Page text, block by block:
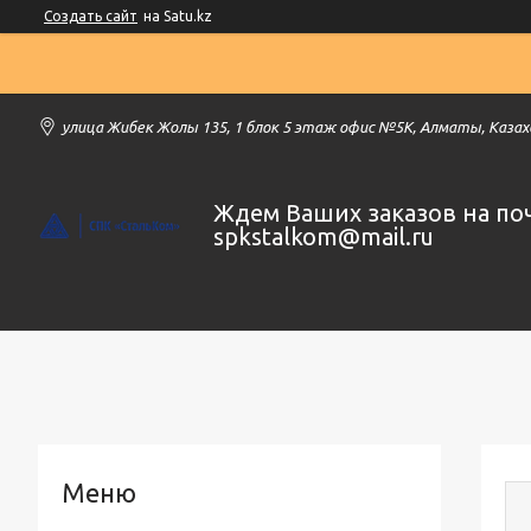
Создать сайт на Satu.kz
улица Жибек Жолы 135, 1 блок 5 этаж офис №5К, Алматы,
Ждем Ваших заказов на
spkstalkom@mail.ru